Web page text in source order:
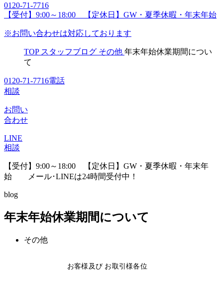
0120-71-7716
【受付】9:00～18:00 【定休日】GW・夏季休暇・年末年始
※お問い合わせは対応しております
TOP スタッフブログ その他 年末年始休業期間につい
て
0120-71-7716電話
相談
お問い
合わせ
LINE
相談
【受付】9:00～18:00 【定休日】GW・夏季休暇・年末年
始 メール･LINEは24時間受付中！
blog
年末年始休業期間について
その他
お客様及び お取引様各位